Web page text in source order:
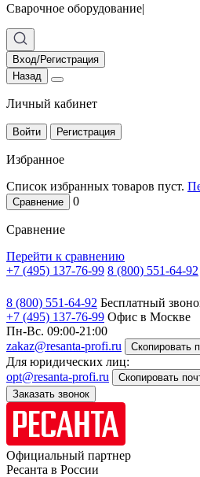
Сварочное оборудование|
Вход/Регистрация
Назад
Личный кабинет
Войти Регистрация
Избранное
Список избранных товаров пуст.
Сравнение 0
Сравнение
Перейти к сравнению
+7 (495) 137-76-99 8 (800) 551-64-92
8 (800) 551-64-92 Бесплатный
+7 (495) 137-76-99 Офис в Москве
Пн-Вс. 09:00-21:00
zakaz@resanta-profi.ru
Скопировать
Для юридических лиц:
opt@resanta-profi.ru
Скопировать
Заказать звонок
Официальный партнер
Ресанта в России